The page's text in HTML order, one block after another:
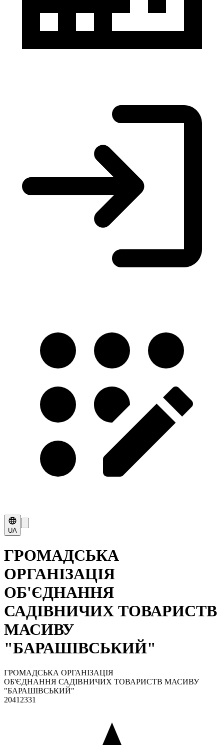
UA
ГРОМАДСЬКА
ОРГАНІЗАЦІЯ
ОБ'ЄДНАННЯ
САДІВНИЧИХ ТОВАРИСТВ
МАСИВУ
"БАРАШІВСЬКИЙ"
ГРОМАДСЬКА ОРГАНІЗАЦІЯ
ОБ'ЄДНАННЯ САДІВНИЧИХ ТОВАРИСТВ МАСИВУ
"БАРАШІВСЬКИЙ"
20412331